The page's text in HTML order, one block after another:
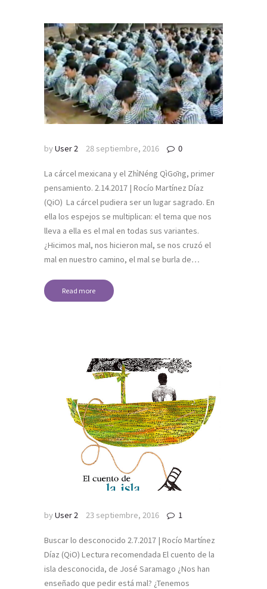
byUser 2 28 septiembre, 2016 0
La cárcel mexicana y el ZhìNéng QìGōng, primer
pensamiento. 2.14.2017 | Rocío Martínez Díaz
(QiO) La cárcel pudiera ser un lugar sagrado. En
ella los espejos se multiplican: el tema que nos
lleva a ella es el mal en todas sus variantes.
¿Hicimos mal, nos hicieron mal, se nos cruzó el
mal en nuestro camino, el mal se burla de…
Read more
byUser 2 23 septiembre, 2016 1
Buscar lo desconocido 2.7.2017 | Rocío Martínez
Díaz (QiO) Lectura recomendada El cuento de la
isla desconocida, de José Saramago ¿Nos han
enseñado que pedir está mal? ¿Tenemos